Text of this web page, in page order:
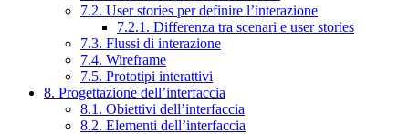
7.2. User stories per definire l’interazione
7.2.1. Differenza tra scenari e user stories
7.3. Flussi di interazione
7.4. Wireframe
7.5. Prototipi interattivi
8. Progettazione dell’interfaccia
8.1. Obiettivi dell’interfaccia
8.2. Elementi dell’interfaccia